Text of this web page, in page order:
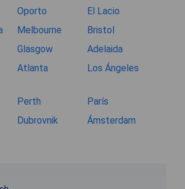
Oporto
El Lacio
Melbourne
Bristol
Glasgow
Adelaida
Atlanta Los Ángeles
Perth
París
Dubrovnik Ámsterdam